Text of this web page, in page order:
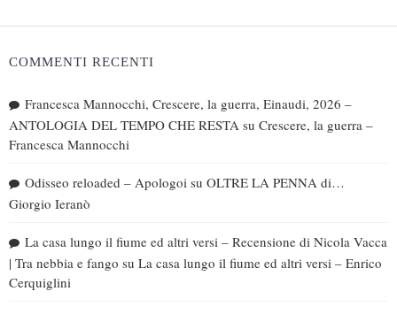
COMMENTI RECENTI
Francesca Mannocchi, Crescere, la guerra, Einaudi, 2026 –
ANTOLOGIA DEL TEMPO CHE RESTA su Crescere, la guerra –
Francesca Mannocchi
Odisseo reloaded – Apologoi su OLTRE LA PENNA di…
Giorgio Ieranò
La casa lungo il fiume ed altri versi – Recensione di Nicola Vacca
| Tra nebbia e fango su La casa lungo il fiume ed altri versi – Enrico
Cerquiglini